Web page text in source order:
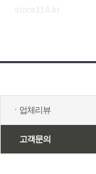
ㆍ 업체리뷰
고객문의